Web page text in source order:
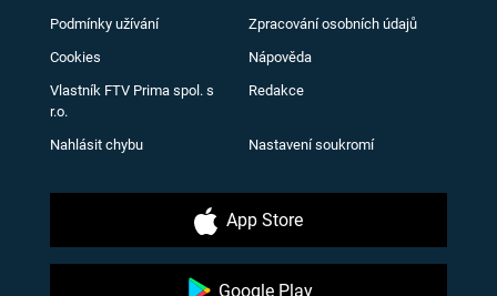
Podmínky užívání Zpracování osobních údajů
Cookies Nápověda
Vlastník FTV Prima spol. s
r.o.
Redakce
Nahlásit chybu Nastavení soukromí
App Store
Google Play